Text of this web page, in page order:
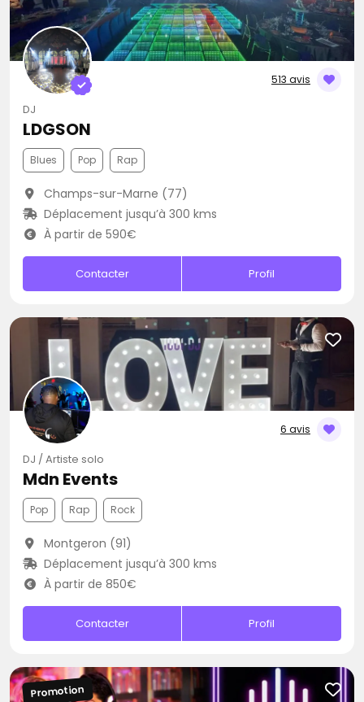
513 avis
DJ
LDGSON
Blues Pop Rap
Champs-sur-Marne (77)
Déplacement jusqu’à 300 kms
À partir de 590€
Contacter Profil
6 avis
DJ / Artiste solo
Mdn Events
Pop Rap Rock
Montgeron (91)
Déplacement jusqu’à 300 kms
À partir de 850€
Contacter Profil
Promotion